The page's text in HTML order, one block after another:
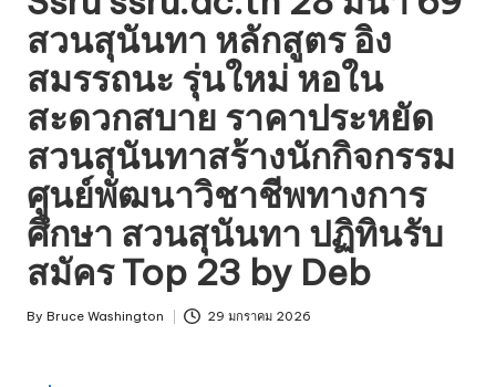
สวนสุนันทา หลักสูตร อิง
สมรรถนะ รุ่นใหม่ หอใน
สะดวกสบาย ราคาประหยัด
สวนสุนันทาสร้างนักกิจกรรม
ศูนย์พัฒนาวิชาชีพทางการ
ศึกษา สวนสุนันทา ปฏิทินรับ
สมัคร Top 23 by Deb
Posted
By Bruce Washington 29 มกราคม 2026